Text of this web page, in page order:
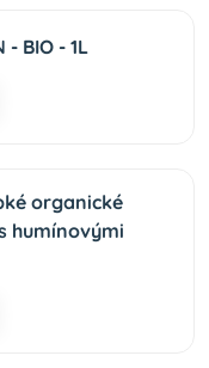
- BIO - 1L
organické
humínovými